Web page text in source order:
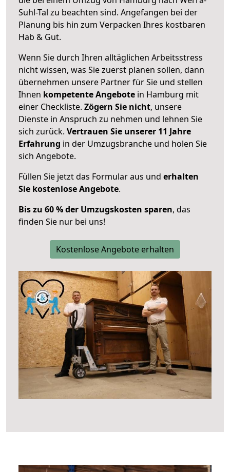
Suhl-Tal zu beachten sind. Angefangen bei der
Planung bis hin zum Verpacken Ihres kostbaren
Hab & Gut.
Wenn Sie durch Ihren alltäglichen Arbeitsstress
nicht wissen, was Sie zuerst planen sollen, dann
übernehmen unsere Partner für Sie und stellen
Ihnen kompetente Angebote in Hamburg mit
einer Checkliste. Zögern Sie nicht, unsere
Dienste in Anspruch zu nehmen und lehnen Sie
sich zurück. Vertrauen Sie unserer 11 Jahre
Erfahrung in der Umzugsbranche und holen Sie
sich Angebote.
Füllen Sie jetzt das Formular aus und erhalten
Sie kostenlose Angebote.
Bis zu 60 % der Umzugskosten sparen, das
finden Sie nur bei uns!
Kostenlose Angebote erhalten